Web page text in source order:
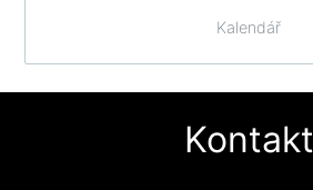
Kalendář
Kontakt